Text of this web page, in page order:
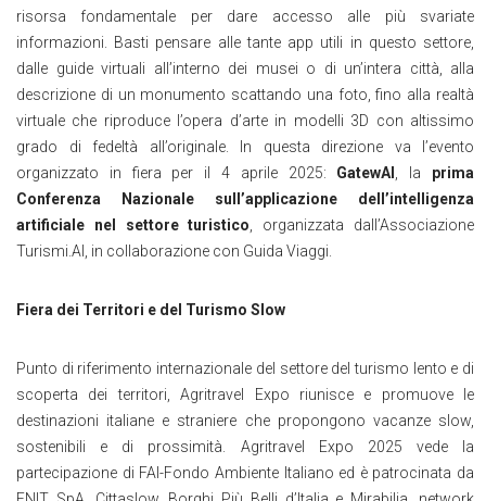
risorsa fondamentale per dare accesso alle più svariate
informazioni. Basti pensare alle tante app utili in questo settore,
dalle guide virtuali all’interno dei musei o di un’intera città, alla
descrizione di un monumento scattando una foto, fino alla realtà
virtuale che riproduce l’opera d’arte in modelli 3D con altissimo
grado di fedeltà all’originale. In questa direzione va l’evento
organizzato in fiera per il 4 aprile 2025: GatewAI , la prima
Conferenza Nazionale sull’applicazione dell’intelligenza
artificiale nel settore turistico , organizzata dall’Associazione
Turismi.AI, in collaborazione con Guida Viaggi.
Fiera dei Territori e del Turismo Slow
Punto di riferimento internazionale del settore del turismo lento e di
scoperta dei territori, Agritravel Expo riunisce e promuove le
destinazioni italiane e straniere che propongono vacanze slow,
sostenibili e di prossimità. Agritravel Expo 2025 vede la
partecipazione di FAI-Fondo Ambiente Italiano ed è patrocinata da